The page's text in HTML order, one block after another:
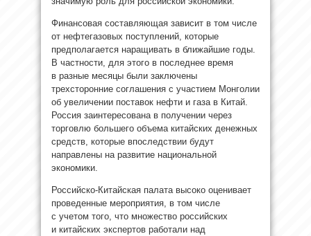
Финансовая составляющая зависит в том числе
от нефтегазовых поступлений, которые
предполагается наращивать в ближайшие годы.
В частности, для этого в последнее время
в разные месяцы были заключены
трехсторонние соглашения с участием Монголии
об увеличении поставок нефти и газа в Китай.
Россия заинтересована в получении через
торговлю большего объема китайских денежных
средств, которые впоследствии будут
направлены на развитие национальной
экономики.
Российско-Китайская палата высоко оценивает
проведенные мероприятия, в том числе
с учетом того, что множество российских
и китайских экспертов работали над